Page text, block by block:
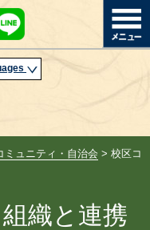
ミュニティ・自治会 > 校区コ
織と連携